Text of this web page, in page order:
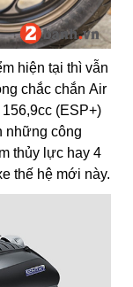
hiện tại thì vẫn
chắc chắn Air
(ESP+)
những công
thủy lực hay 4
thế hệ mới này.